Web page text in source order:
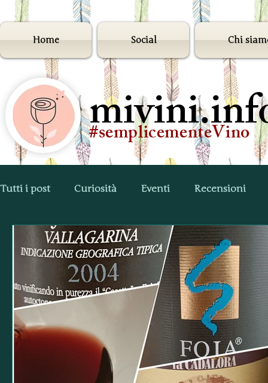
Home Social Chi
#semplicementeVino
Tutti i post Curiosità Eventi Recensioni